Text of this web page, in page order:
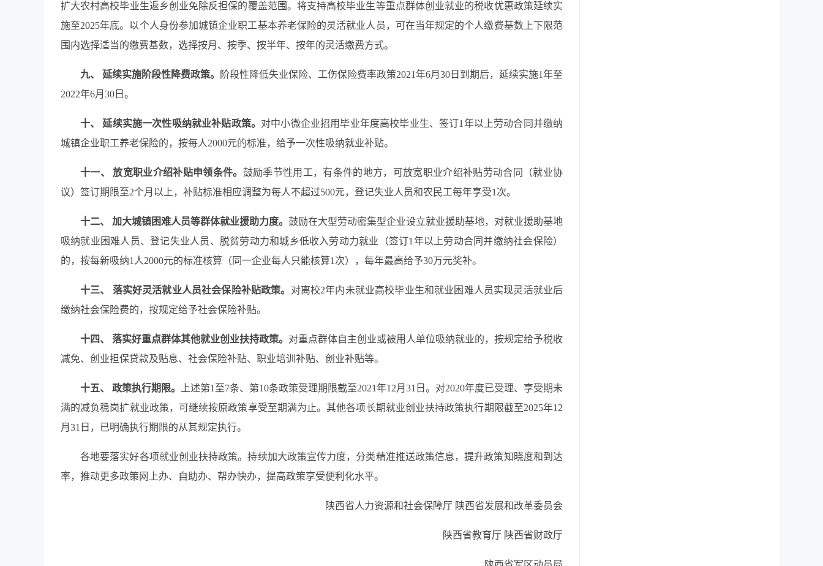
扩大农村高校毕业生返乡创业免除反担保的覆盖范围。将支持高校毕业生等重点群体创业就业的税收优惠政策延续实
施至2025年底。以个人身份参加城镇企业职工基本养老保险的灵活就业人员，可在当年规定的个人缴费基数上下限范
围内选择适当的缴费基数，选择按月、按季、按半年、按年的灵活缴费方式。
九、 延续实施阶段性降费政策。
阶段性降低失业保险、工伤保险费率政策2021年6月30日到期后，延续实施1年至
2022年6月30日。
十、 延续实施一次性吸纳就业补贴政策。 对中小微企业招用毕业年度高校毕业生、签订1年以上劳动合同并缴纳
城镇企业职工养老保险的，按每人2000元的标准，给予一次性吸纳就业补贴。
十一、 放宽职业介绍补贴申领条件。 鼓励季节性用工，有条件的地方，可放宽职业介绍补贴劳动合同（就业协
议）签订期限至2个月以上，补贴标准相应调整为每人不超过500元，登记失业人员和农民工每年享受1次。
十二、 加大城镇困难人员等群体就业援助力度。 鼓励在大型劳动密集型企业设立就业援助基地，对就业援助基地
吸纳就业困难人员、登记失业人员、脱贫劳动力和城乡低收入劳动力就业（签订1年以上劳动合同并缴纳社会保险）
的，按每新吸纳1人2000元的标准核算（同一企业每人只能核算1次），每年最高给予30万元奖补。
十三、 落实好灵活就业人员社会保险补贴政策。 对离校2年内未就业高校毕业生和就业困难人员实现灵活就业后
缴纳社会保险费的，按规定给予社会保险补贴。
十四、 落实好重点群体其他就业创业扶持政策。 对重点群体自主创业或被用人单位吸纳就业的，按规定给予税收
减免、创业担保贷款及贴息、社会保险补贴、职业培训补贴、创业补贴等。
十五、 政策执行期限。
上述第1至7条、第10条政策受理期限截至2021年12月31日。对2020年度已受理、享受期未
满的减负稳岗扩就业政策，可继续按原政策享受至期满为止。其他各项长期就业创业扶持政策执行期限截至2025年12
月31日，已明确执行期限的从其规定执行。
各地要落实好各项就业创业扶持政策。持续加大政策宣传力度，分类精准推送政策信息，提升政策知晓度和到达
率，推动更多政策网上办、自助办、帮办快办，提高政策享受便利化水平。
陕西省人力资源和社会保障厅 陕西省发展和改革委员会
陕西省教育厅 陕西省财政厅